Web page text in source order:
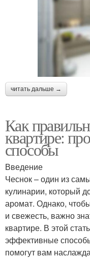
читать дальше →
Как
квартире:
способы
Введение
Чеснок – один из
кулинарии, который
аромат. Однако,
и свежесть, важно
квартире. В этой
эффективные
помогут вам